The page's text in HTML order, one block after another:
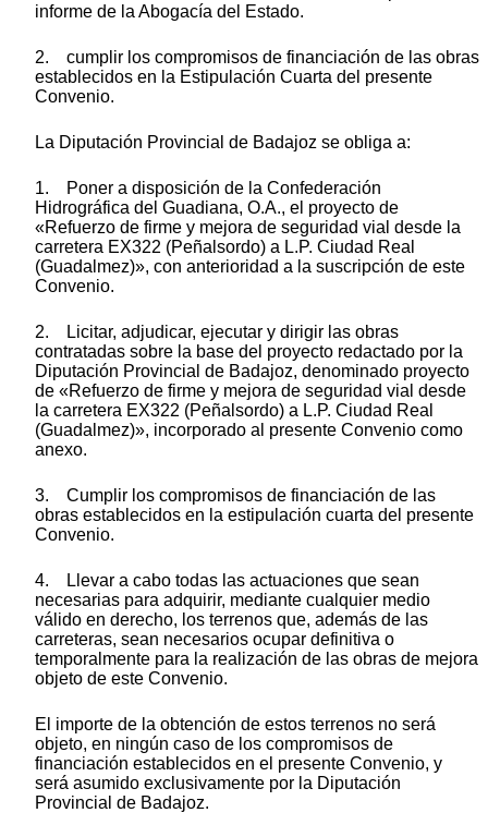
informe de la Abogacía del Estado.
2. cumplir los compromisos de financiación de las obras
establecidos en la Estipulación Cuarta del presente
Convenio.
La Diputación Provincial de Badajoz se obliga a:
1. Poner a disposición de la Confederación
Hidrográfica del Guadiana, O.A., el proyecto de
«Refuerzo de firme y mejora de seguridad vial desde la
carretera EX322 (Peñalsordo) a L.P. Ciudad Real
(Guadalmez)», con anterioridad a la suscripción de este
Convenio.
2. Licitar, adjudicar, ejecutar y dirigir las obras
contratadas sobre la base del proyecto redactado por la
Diputación Provincial de Badajoz, denominado proyecto
de «Refuerzo de firme y mejora de seguridad vial desde
la carretera EX322 (Peñalsordo) a L.P. Ciudad Real
(Guadalmez)», incorporado al presente Convenio como
anexo.
3. Cumplir los compromisos de financiación de las
obras establecidos en la estipulación cuarta del presente
Convenio.
4. Llevar a cabo todas las actuaciones que sean
necesarias para adquirir, mediante cualquier medio
válido en derecho, los terrenos que, además de las
carreteras, sean necesarios ocupar definitiva o
temporalmente para la realización de las obras de mejora
objeto de este Convenio.
El importe de la obtención de estos terrenos no será
objeto, en ningún caso de los compromisos de
financiación establecidos en el presente Convenio, y
será asumido exclusivamente por la Diputación
Provincial de Badajoz.